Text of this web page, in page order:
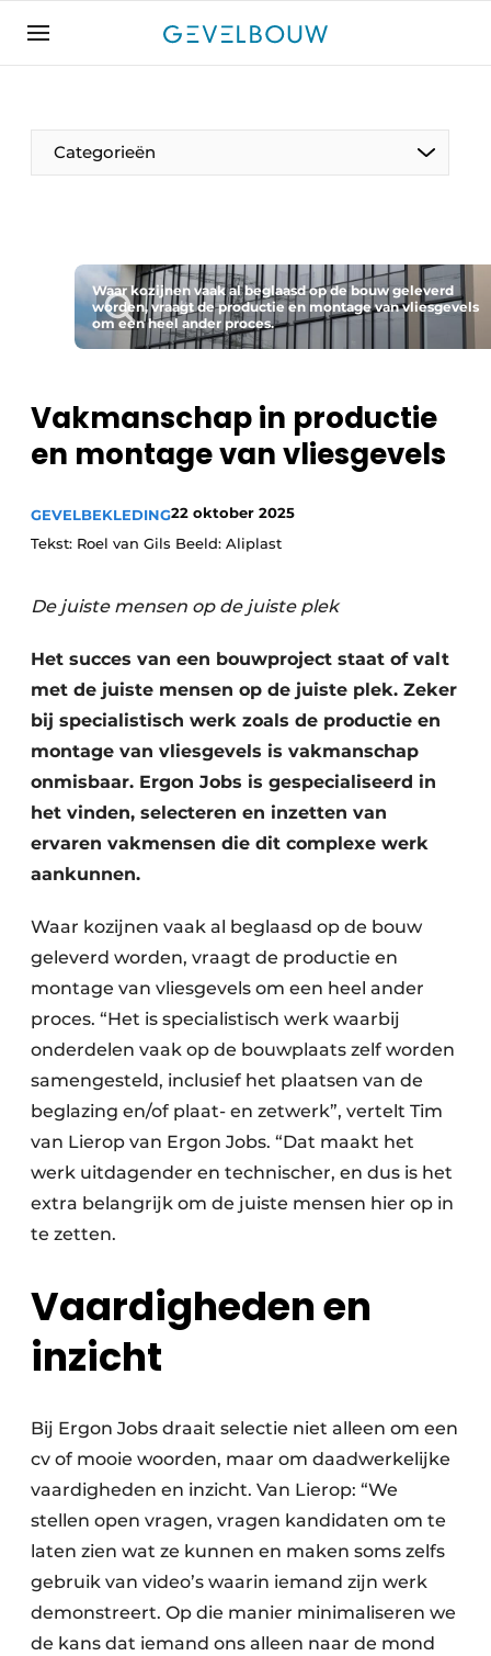
Aanmelden
Bedrijven
Contact
Evenement aanmelden
Gevelbouw | Het magazine over gevels, glas &
daken
Meest gelezen
Nieuwsbrief
Privacy / Cookie statement
Vacatures
Video’s
Categorieën
Waar kozijnen vaak al beglaasd op de bouw geleverd
worden, vraagt de productie en montage van vliesgevels
om een heel ander proces.
Vakmanschap in productie
en montage van vliesgevels
GEVELBEKLEDING22 oktober 2025
Tekst: Roel van Gils Beeld: Aliplast
De juiste mensen op de juiste plek
Het succes van een bouwproject staat of valt
met de juiste mensen op de juiste plek. Zeker
bij specialistisch werk zoals de productie en
montage van vliesgevels is vakmanschap
onmisbaar. Ergon Jobs is gespecialiseerd in
het vinden, selecteren en inzetten van
ervaren vakmensen die dit complexe werk
aankunnen.
Waar kozijnen vaak al beglaasd op de bouw
geleverd worden, vraagt de productie en
montage van vliesgevels om een heel ander
proces. “Het is specialistisch werk waarbij
onderdelen vaak op de bouwplaats zelf worden
samengesteld, inclusief het plaatsen van de
beglazing en/of plaat- en zetwerk”, vertelt Tim
van Lierop van Ergon Jobs. “Dat maakt het
werk uitdagender en technischer, en dus is het
extra belangrijk om de juiste mensen hier op in
te zetten.
Vaardigheden en
inzicht
Bij Ergon Jobs draait selectie niet alleen om een
cv of mooie woorden, maar om daadwerkelijke
vaardigheden en inzicht. Van Lierop: “We
stellen open vragen, vragen kandidaten om te
laten zien wat ze kunnen en maken soms zelfs
gebruik van video’s waarin iemand zijn werk
demonstreert. Op die manier minimaliseren we
de kans dat iemand ons alleen naar de mond